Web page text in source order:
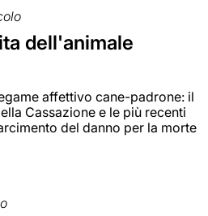
dell'animale
affettivo cane-padrone: il
Cassazione e le più recenti
del danno per la morte